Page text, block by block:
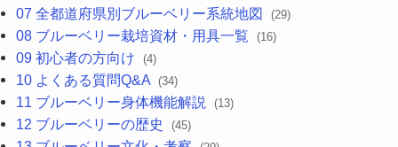
07 全都道府県別ブルーベリー系統地図 (29)
08 ブルーベリー栽培資材・用具一覧 (16)
09 初心者の方向け (4)
10 よくある質問Q&A (34)
11 ブルーベリー身体機能解説 (13)
12 ブルーベリーの歴史 (45)